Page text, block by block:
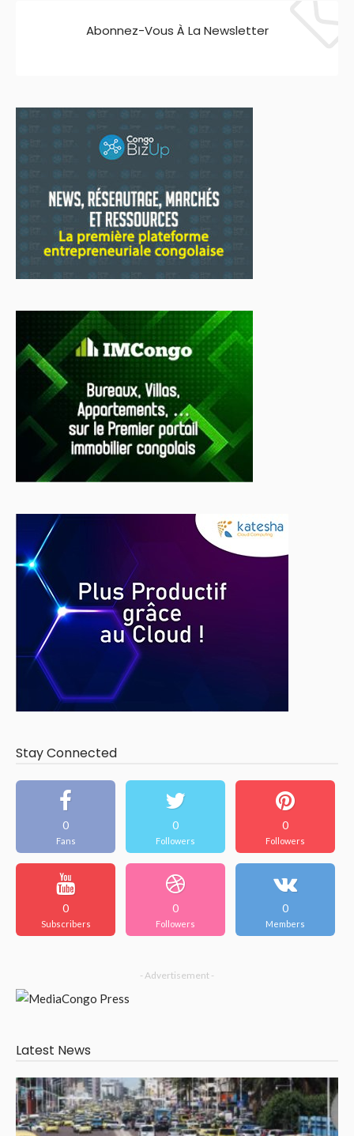
Abonnez-Vous À La Newsletter
Stay Connected
0
Fans
0
Followers
0
Followers
0
Subscribers
0
Followers
0
Members
- Advertisement -
Latest News